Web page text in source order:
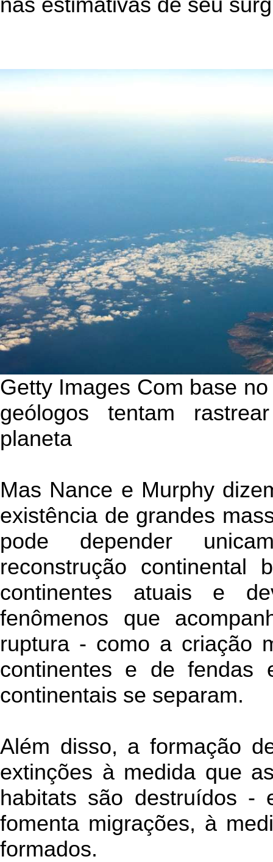
Getty Images Com base
geólogos tentam
planeta
Mas Nance e Murphy
existência de grandes
pode depender
reconstrução continental
continentes atuais e
fenômenos que
ruptura - como a criação
continentes e de fendas
continentais se separam.
Além disso, a formação
extinções à medida que
habitats são destruídos -
fomenta migrações, à
formados.